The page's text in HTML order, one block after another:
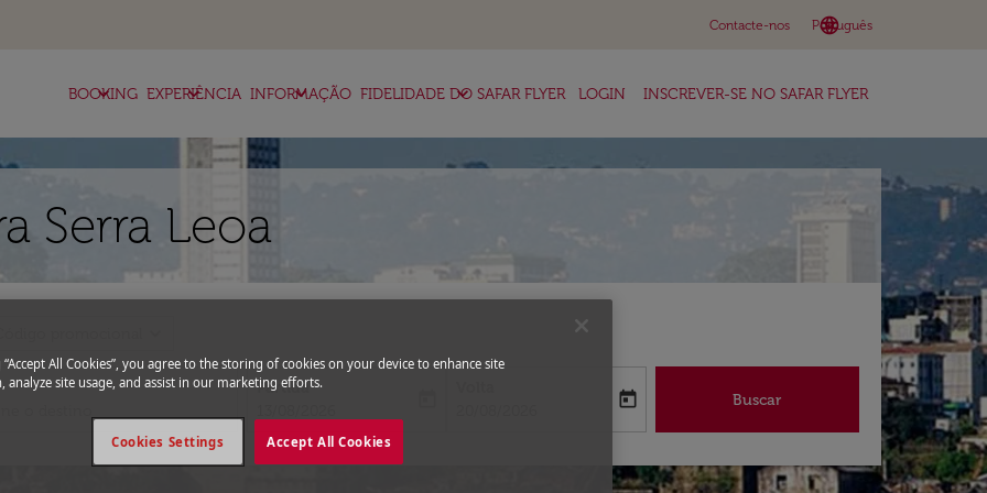
Contacte-nos language
Português
keyboard_arrow_down
BOOKING
keyboard_arrow_down EXPERIÊNCIA
keyboard_arrow_down INFORMAÇÃO
keyboard_arrow_down FIDELIDADE DO SAFAR FLYER
keyboard_arrow_down LOGIN INSCREVER-SE NO SAFAR FLYER
Serra Leoa
Partida
fc-booking-return-date-aria-label
today Buscar
“Accept All Cookies”, you agree to the storing of cookies on your device to enhance site
analyze site usage, and assist in our marketing efforts.
Accept All Cookies
Cookies Settings